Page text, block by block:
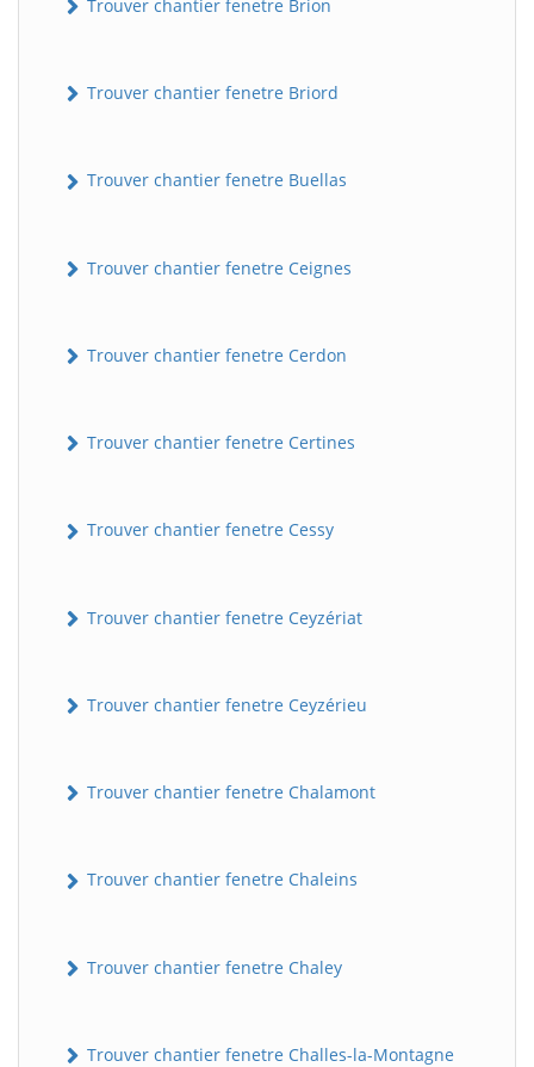
Trouver chantier fenetre Brion
Trouver chantier fenetre Briord
Trouver chantier fenetre Buellas
Trouver chantier fenetre Ceignes
Trouver chantier fenetre Cerdon
Trouver chantier fenetre Certines
Trouver chantier fenetre Cessy
Trouver chantier fenetre Ceyzériat
Trouver chantier fenetre Ceyzérieu
Trouver chantier fenetre Chalamont
Trouver chantier fenetre Chaleins
Trouver chantier fenetre Chaley
Trouver chantier fenetre Challes-la-Montagne